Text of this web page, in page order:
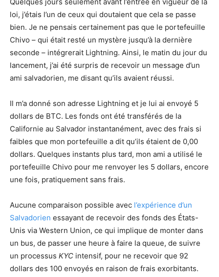
loi, j’étais l’un de ceux qui doutaient que cela se passe
bien. Je ne pensais certainement pas que le portefeuille
Chivo – qui était resté un mystère jusqu’à la dernière
seconde – intégrerait Lightning. Ainsi, le matin du jour du
lancement, j’ai été surpris de recevoir un message d’un
ami salvadorien, me disant qu’ils avaient réussi.
Il m’a donné son adresse Lightning et je lui ai envoyé 5
dollars de BTC. Les fonds ont été transférés de la
Californie au Salvador instantanément, avec des frais si
faibles que mon portefeuille a dit qu’ils étaient de 0,00
dollars. Quelques instants plus tard, mon ami a utilisé le
portefeuille Chivo pour me renvoyer les 5 dollars, encore
une fois, pratiquement sans frais.
Aucune comparaison possible avec l’expérience d’un
Salvadorien essayant de recevoir des fonds des États-
Unis via Western Union, ce qui implique de monter dans
un bus, de passer une heure à faire la queue, de suivre
un processus KYC intensif, pour ne recevoir que 92
dollars des 100 envoyés en raison de frais exorbitants.